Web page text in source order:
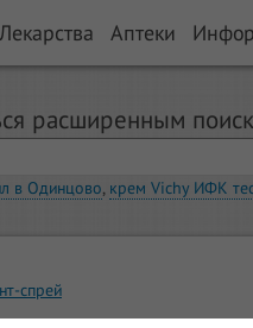
Лекарства Аптеки
расширенным
в Одинцово, крем Vichy ИФК
спрей